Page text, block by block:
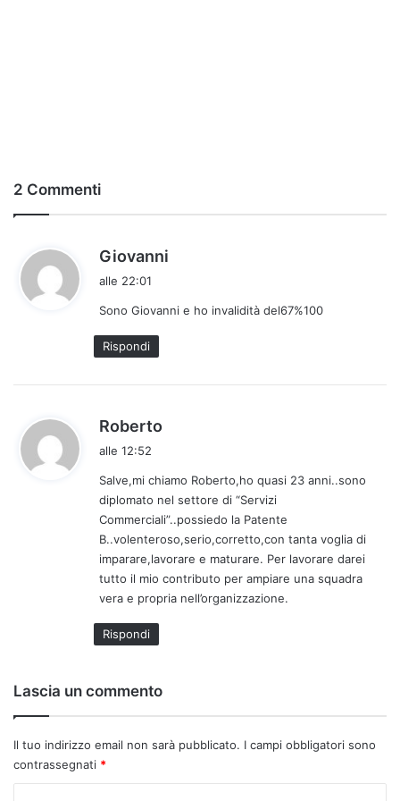
2 Commenti
Giovanni
e
alle 22:01
Sono Giovanni e ho invalidità del67%100
Rispondi
Roberto
e
t
t
o
:
alle 12:52
Salve,mi chiamo Roberto,ho quasi 23 anni..sono
diplomato nel settore di “Servizi
Commerciali”..possiedo la Patente
B..volenteroso,serio,corretto,con tanta voglia di
imparare,lavorare e maturare. Per lavorare darei
tutto il mio contributo per ampiare una squadra
vera e propria nell’organizzazione.
Rispondi
Lascia un commento
Il tuo indirizzo email non sarà pubblicato. I campi obbligatori sono
contrassegnati *